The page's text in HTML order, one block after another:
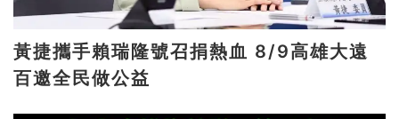
黃捷攜手賴瑞隆號召捐熱血 8/9高雄大遠
百邀全民做公益